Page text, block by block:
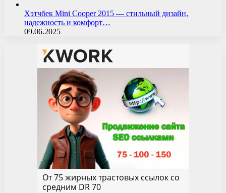
Хэтчбек Mini Cooper 2015 — стильный дизайн,
надежность и комфорт…
09.06.2025